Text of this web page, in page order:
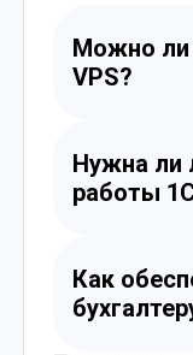
Можно ли
VPS?
Server или
установить
Нужна ли
работы
лицензию 1С
партнёров.
лицензии
Как